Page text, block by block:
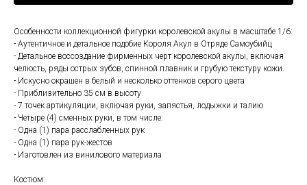
Особенности коллекционной фигурки королевской акулы в масштабе 1/6:
- Аутентичное и детальное подобие Короля Акул в Отряде Самоубийц
- Детальное воссоздание фирменных черт королевской акулы, включая
челюсть, ряды острых зубов, спинной плавник и грубую текстуру кожи.
- Искусно окрашен в белый и несколько оттенков серого цвета
- Приблизительно 35 см в высоту
- 7 точек артикуляции, включая руки, запястья, лодыжки и талию
- Четыре (4) сменных руки, в том числе:
- Одна (1) пара расслабленных рук
- Одна (1) пара рук-жестов
- Изготовлен из винилового материала
Костюм: